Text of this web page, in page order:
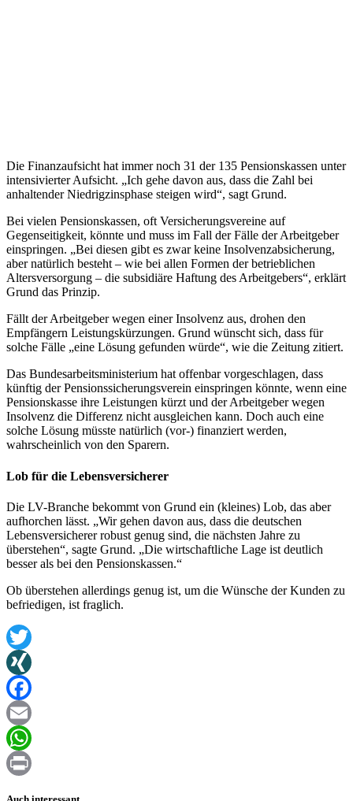
Die Finanzaufsicht hat immer noch 31 der 135 Pensionskassen unter
intensivierter Aufsicht. „Ich gehe davon aus, dass die Zahl bei
anhaltender Niedrigzinsphase steigen wird“, sagt Grund.
Bei vielen Pensionskassen, oft Versicherungsvereine auf
Gegenseitigkeit, könnte und muss im Fall der Fälle der Arbeitgeber
einspringen. „Bei diesen gibt es zwar keine Insolvenzabsicherung,
aber natürlich besteht – wie bei allen Formen der betrieblichen
Altersversorgung – die subsidiäre Haftung des Arbeitgebers“, erklärt
Grund das Prinzip.
Fällt der Arbeitgeber wegen einer Insolvenz aus, drohen den
Empfängern Leistungskürzungen. Grund wünscht sich, dass für
solche Fälle „eine Lösung gefunden würde“, wie die Zeitung zitiert.
Das Bundesarbeitsministerium hat offenbar vorgeschlagen, dass
künftig der Pensionssicherungsverein einspringen könnte, wenn eine
Pensionskasse ihre Leistungen kürzt und der Arbeitgeber wegen
Insolvenz die Differenz nicht ausgleichen kann. Doch auch eine
solche Lösung müsste natürlich (vor-) finanziert werden,
wahrscheinlich von den Sparern.
Lob für die Lebensversicherer
Die LV-Branche bekommt von Grund ein (kleines) Lob, das aber
aufhorchen lässt. „Wir gehen davon aus, dass die deutschen
Lebensversicherer robust genug sind, die nächsten Jahre zu
überstehen“, sagte Grund. „Die wirtschaftliche Lage ist deutlich
besser als bei den Pensionskassen.“
Ob überstehen allerdings genug ist, um die Wünsche der Kunden zu
befriedigen, ist fraglich.
Twitter
XING
Facebook
Email
WhatsApp